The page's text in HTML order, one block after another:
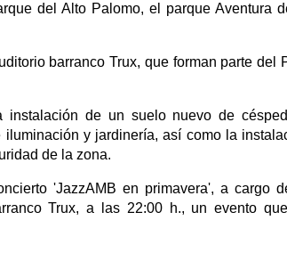
del Alto Palomo, el parque Aventura
barranco Trux, que forman parte del
instalación de un suelo nuevo de
y jardinería, así como la
de la zona.
'JazzAMB en primavera', a cargo
Trux, a las 22:00 h., un evento